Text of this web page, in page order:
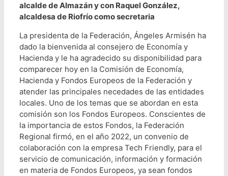
alcalde de Almazán y con Raquel González,
alcaldesa de Riofrío como secretaria
La presidenta de la Federación, Ángeles Armisén ha
dado la bienvenida al consejero de Economía y
Hacienda y le ha agradecido su disponibilidad para
comparecer hoy en la Comisión de Economía,
Hacienda y Fondos Europeos de la Federación y
atender las principales necedades de las entidades
locales. Uno de los temas que se abordan en esta
comisión son los Fondos Europeos. Conscientes de
la importancia de estos Fondos, la Federación
Regional firmó, en el año 2022, un convenio de
colaboración con la empresa Tech Friendly, para el
servicio de comunicación, información y formación
en materia de Fondos Europeos, ya sean fondos